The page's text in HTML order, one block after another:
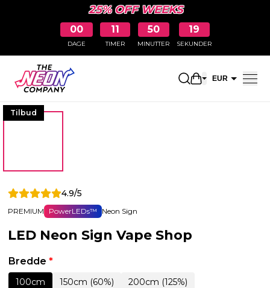
25% OFF WEEKS
00
DAGE
11
TIMER
50
MINUTTER
18
SEKUNDER
Åbn EUR
Tilbud
4.9/5
PREMIUM PowerLEDs™ Neon Sign
LED Neon Sign Vape Shop
Bredde *
100cm 150cm (60%)
200cm (125%)